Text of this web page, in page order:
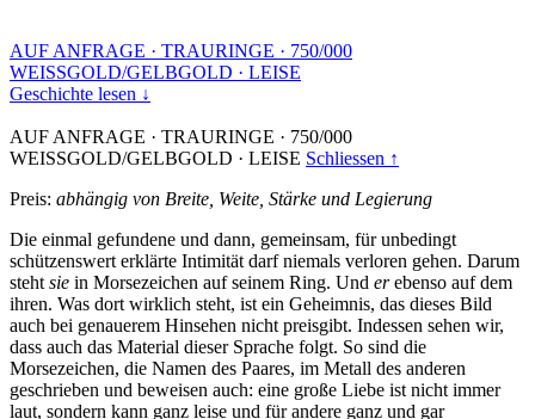
AUF ANFRAGE · TRAURINGE · 750/000
WEISSGOLD/GELBGOLD · LEISE
Geschichte lesen ↓
AUF ANFRAGE · TRAURINGE · 750/000
WEISSGOLD/GELBGOLD · LEISE Schliessen ↑
Preis: abhängig von Breite, Weite, Stärke und Legierung
Die einmal gefundene und dann, gemeinsam, für unbedingt
schützenswert erklärte Intimität darf niemals verloren gehen. Darum
steht sie in Morsezeichen auf seinem Ring. Und erebenso auf dem
ihren. Was dort wirklich steht, ist ein Geheimnis, das dieses Bild
auch bei genauerem Hinsehen nicht preisgibt. Indessen sehen wir,
dass auch das Material dieser Sprache folgt. So sind die
Morsezeichen, die Namen des Paares, im Metall des anderen
geschrieben und beweisen auch: eine große Liebe ist nicht immer
laut, sondern kann ganz leise und für andere ganz und gar